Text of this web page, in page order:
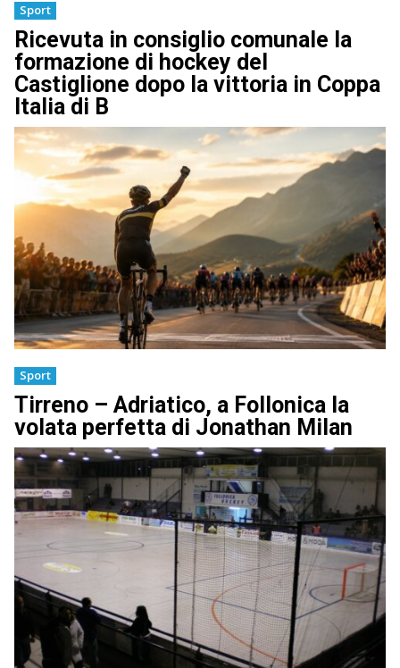
Sport
Ricevuta in consiglio comunale la
formazione di hockey del
Castiglione dopo la vittoria in Coppa
Italia di B
Sport
Tirreno – Adriatico, a Follonica la
volata perfetta di Jonathan Milan